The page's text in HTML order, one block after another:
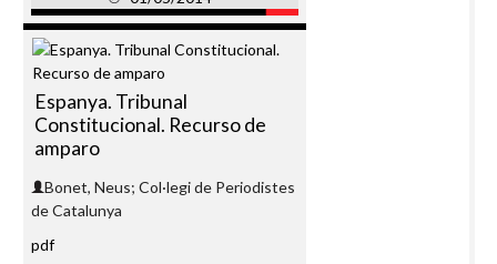
Espanya. Tribunal
Constitucional. Recurso de
amparo
Bonet, Neus; Col·legi de Periodistes
de Catalunya
pdf